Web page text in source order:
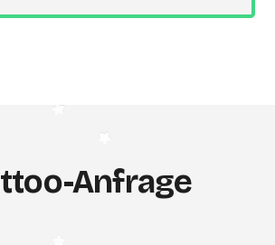
Anfrage